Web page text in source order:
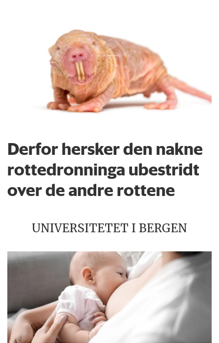
Derfor hersker den nakne
rottedronninga ubestridt
over de andre rottene
UNIVERSITETET I BERGEN